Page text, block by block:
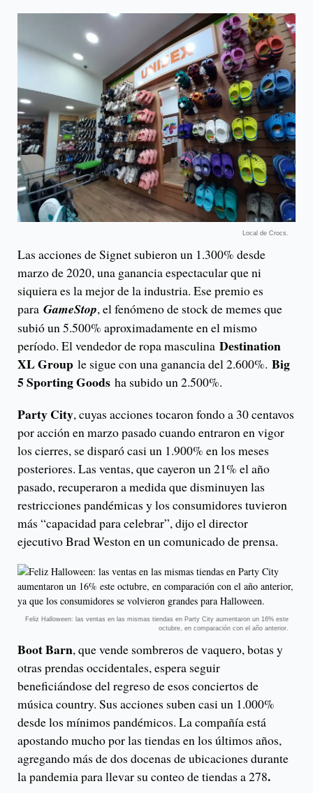
Local de Crocs.
Las acciones de Signet subieron un 1.300% desde
marzo de 2020, una ganancia espectacular que ni
siquiera es la mejor de la industria. Ese premio es
para GameStop, el fenómeno de stock de memes que
subió un 5.500% aproximadamente en el mismo
período. El vendedor de ropa masculina Destination
XL Group le sigue con una ganancia del 2.600%. Big
5 Sporting Goods ha subido un 2.500%.
Party City, cuyas acciones tocaron fondo a 30 centavos
por acción en marzo pasado cuando entraron en vigor
los cierres, se disparó casi un 1.900% en los meses
posteriores. Las ventas, que cayeron un 21% el año
pasado, recuperaron a medida que disminuyen las
restricciones pandémicas y los consumidores tuvieron
más “capacidad para celebrar”, dijo el director
ejecutivo Brad Weston en un comunicado de prensa.
Feliz Halloween: las ventas en las mismas tiendas en Party City aumentaron un 16% este
octubre, en comparación con el año anterior.
Boot Barn, que vende sombreros de vaquero, botas y
otras prendas occidentales, espera seguir
beneficiándose del regreso de esos conciertos de
música country. Sus acciones suben casi un 1.000%
desde los mínimos pandémicos. La compañía está
apostando mucho por las tiendas en los últimos años,
agregando más de dos docenas de ubicaciones durante
la pandemia para llevar su conteo de tiendas a 278.